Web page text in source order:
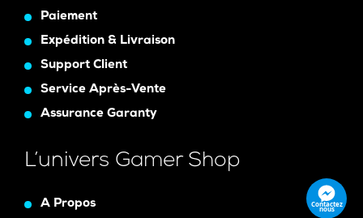
Paiement
Expédition & Livraison
Support Client
Service Après-Vente
Assurance Garanty
L’univers Gamer Shop
A Propos Contactez
nous